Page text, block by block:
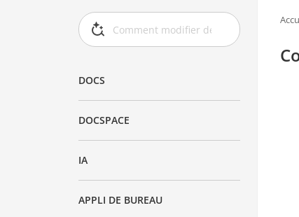
DOCS
DOCSPACE
IA
APPLI DE BUREAU